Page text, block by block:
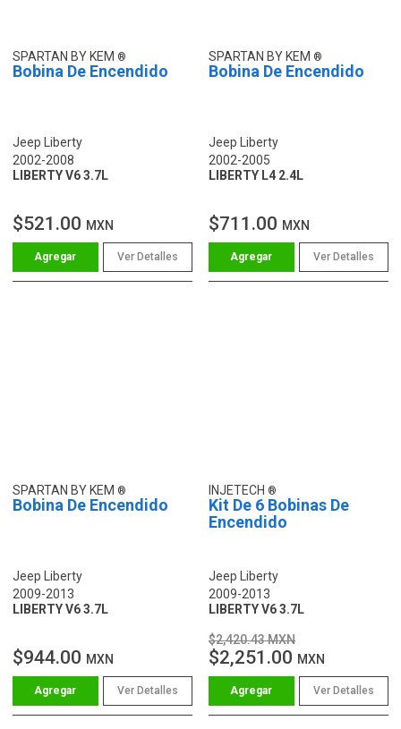
SPARTAN BY KEM
Bobina De Encendido
Jeep Liberty
2002-2008
LIBERTY V6 3.7L
$521.00 MXN
Ver Detalles
SPARTAN BY KEM
Bobina De Encendido
Jeep Liberty
2002-2005
LIBERTY L4 2.4L
$711.00 MXN
Ver Detalles
SPARTAN BY KEM
Bobina De Encendido
Jeep Liberty
2009-2013
LIBERTY V6 3.7L
$944.00 MXN
Ver Detalles
INJETECH
Kit De 6 Bobinas De
Encendido
Jeep Liberty
2009-2013
LIBERTY V6 3.7L
$2,420.43 MXN
$2,251.00 MXN
Ver Detalles